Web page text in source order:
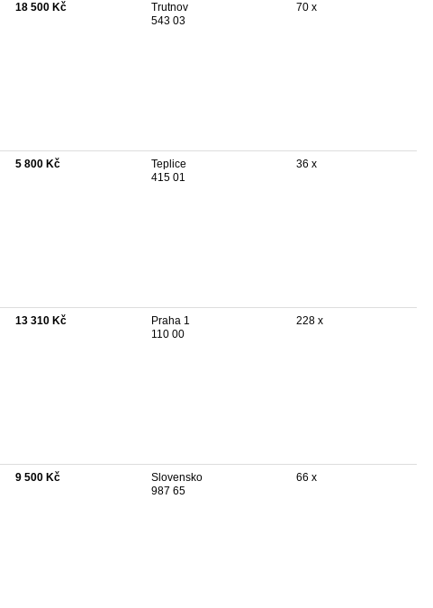
18 500 Kč
Trutnov
543 03
70 x
5 800 Kč
Teplice
415 01
36 x
13 310 Kč
Praha 1
110 00
228 x
9 500 Kč
Slovensko
987 65
66 x